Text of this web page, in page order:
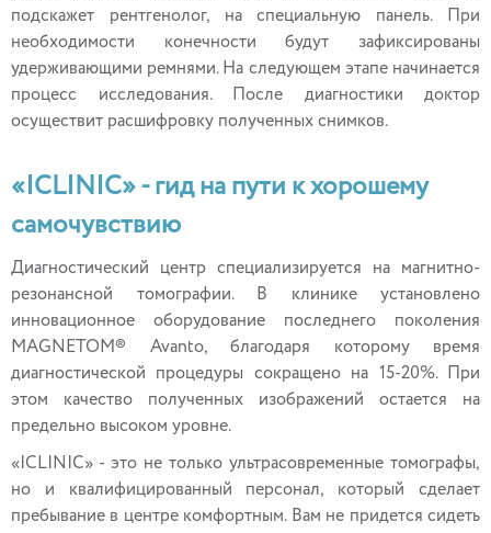
подскажет рентгенолог, на специальную панель. При
необходимости конечности будут зафиксированы
удерживающими ремнями. На следующем этапе начинается
процесс исследования. После диагностики доктор
осуществит расшифровку полученных снимков.
«ICLINIC» - гид на пути к хорошему
самочувствию
Диагностический центр специализируется на магнитно-
резонансной томографии. В клинике установлено
инновационное оборудование последнего поколения
MAGNETOM® Avanto, благодаря которому время
диагностической процедуры сокращено на 15-20%. При
этом качество полученных изображений остается на
предельно высоком уровне.
«ICLINIC» - это не только ультрасовременные томографы,
но и квалифицированный персонал, который сделает
пребывание в центре комфортным. Вам не придется сидеть